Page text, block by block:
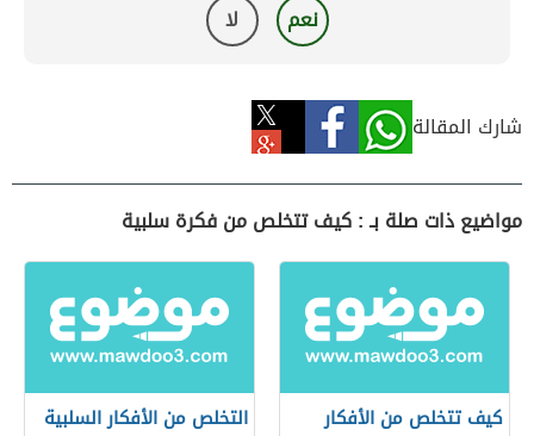
نعم لا
شارك المقالة
مواضيع ذات صلة بـ : كيف تتخلص من فكرة سلبية
كيف تتخلص من الأفكار التخلص من الأفكار السلبية